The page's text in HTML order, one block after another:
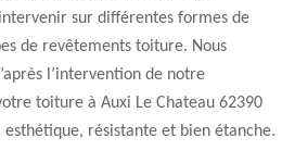
sur différentes formes de
de revêtements toiture. Nous
l’intervention de notre
toiture à Auxi Le Chateau 62390
résistante et bien étanche.